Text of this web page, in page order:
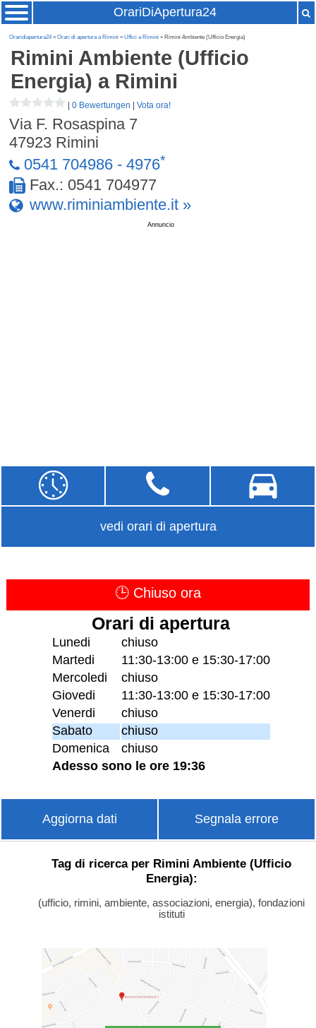
OrariDiApertura24
Oraridiapertura24»Orari di apertura a Rimini »Uffici a Rimini » Rimini Ambiente (Ufficio Energia)
Rimini Ambiente (Ufficio
Energia) a Rimini
|0 Bewertungen |Vota ora!
Via F. Rosaspina 7
47923 Rimini
0541 704986 - 4976*
Fax.: 0541 704977
www.riminiambiente.it »
Annuncio
vedi orari di apertura
🕒 Chiuso ora
Orari di apertura
Lunedi
chiuso
Martedi
11:30-13:00 e 15:30-17:00
Mercoledi
chiuso
Giovedi
11:30-13:00 e 15:30-17:00
Venerdi
chiuso
Sabato
chiuso
Domenica
chiuso
Adesso sono le ore 19:36
Aggiorna dati Segnala errore
Tag di ricerca per Rimini Ambiente (Ufficio
Energia):
(ufficio, rimini, ambiente, associazioni, energia), fondazioni
istituti